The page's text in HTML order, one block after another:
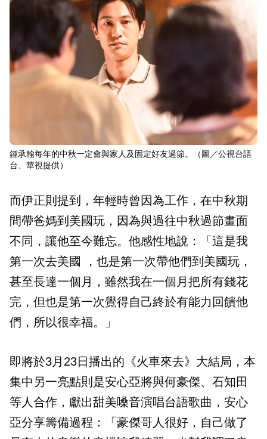
鍾承翰每年的中秋一定會與家人及固定好友過節。（圖／公視台語
台、華視提供）
而伊正則提到，年輕時曾因為工作，在中秋期
間帶爸媽到美國玩，因為與過往中秋過節畫面
不同，讓他至今難忘。他感性地說：「這是我
第一次去美國 ，也是第一次帶他們到美國玩，
甚至長達一個月，雖然我在一個月把所有錢花
完，但也是第一次覺得自己終於有能力回饋他
們，所以很幸福。」
即將於3月23日播出的《火車來去》大結局，本
集中另一亮點則是安心亞將與何豪傑、石知田
等人合作，獻出甜美嗓音演唱台語歌曲，安心
亞分享籌備過程：「豪傑哥人很好，自己做了